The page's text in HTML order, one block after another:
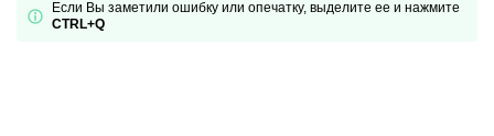
Если Вы заметили ошибку или опечатку, выделите ее и нажмите
CTRL+Q